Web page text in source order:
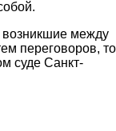
возникшие между
переговоров, то
суде Санкт-